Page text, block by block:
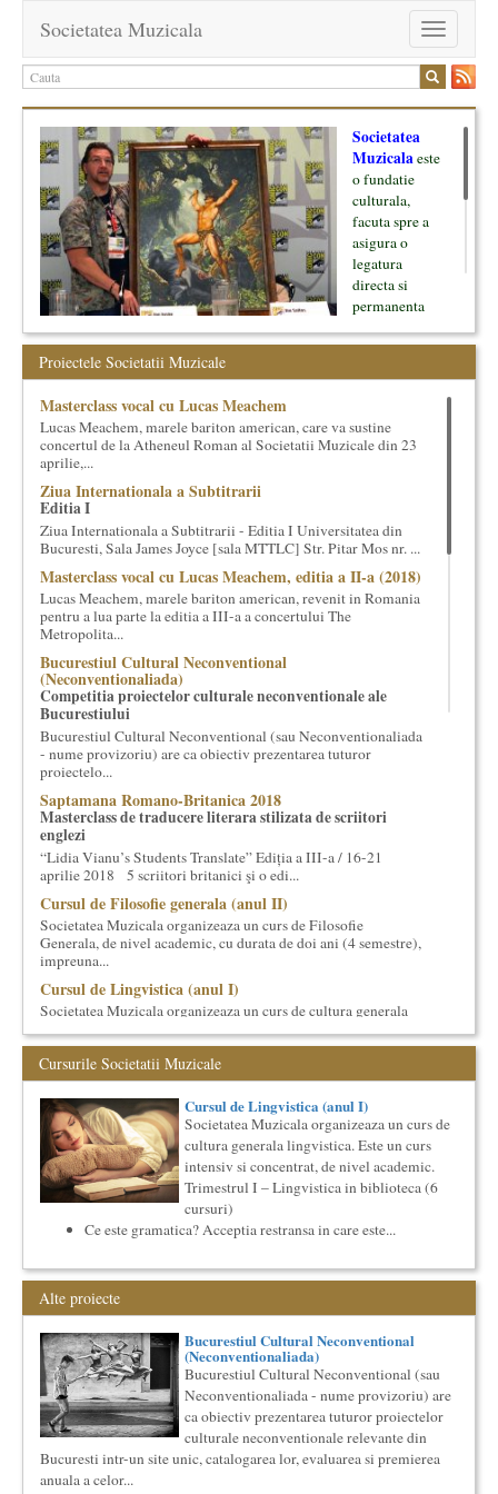
Toggle
navigation
Societatea Muzicala
Societatea
Muzicalaeste
o fundatie
culturala,
facuta spre a
asigura o
legatura
directa si
permanenta
oamenii ei, pe
inceput cu muzica clasica - si de aici numele -, insa acum
dezvoltam proiecte si in alte domenii ale culturii.
Facem management cultural, dezvoltam si administram proiecte
proprii sau preluate, modele si sisteme de finantare, marketing
cultural si consultanta. Organizam concursuri, concerte si
evenimente culturale, private sau publice, tinem cursuri de
cultura generala muzicala, teatrala, filosofica si de alte feluri.
Cuvinte in plus despre proiect, despre cei care il administreaza si
cei care il finantateaza sunt in rubricile de mai jos.
Proiectele Societatii Muzicale
Masterclass vocal cu Lucas Meachem
Lucas Meachem, marele bariton american, care va sustine
concertul de la Atheneul Roman al Societatii Muzicale din 23
aprilie,...
Ziua Internationala a Subtitrarii
Editia I
Ziua Internationala a Subtitrarii - Editia I Universitatea din
Bucuresti, Sala James Joyce [sala MTTLC] Str. Pitar Mos nr. ...
Masterclass vocal cu Lucas Meachem, editia a II-a (2018)
Lucas Meachem, marele bariton american, revenit in Romania
pentru a lua parte la editia a III-a a concertului The
Metropolita...
Bucurestiul Cultural Neconventional
(Neconventionaliada)
Competitia proiectelor culturale neconventionale ale
Bucurestiului
Bucurestiul Cultural Neconventional (sau Neconventionaliada
- nume provizoriu) are ca obiectiv prezentarea tuturor
proiectelo...
Saptamana Romano-Britanica 2018
Masterclass de traducere literara stilizata de scriitori
englezi
“Lidia Vianu’s Students Translate” Ediția a III-a / 16-21
aprilie 2018 5 scriitori britanici şi o edi...
Cursul de Filosofie generala (anul II)
Societatea Muzicala organizeaza un curs de Filosofie
Generala, de nivel academic, cu durata de doi ani (4 semestre),
impreuna...
Cursul de Lingvistica (anul I)
Societatea Muzicala organizeaza un curs de cultura generala
academ...
The Fever
The Fever de Wallace Shawn, one-woman show cu Simona
Maicanescu, in engleza, supratitrat in romana; Spectacolul de
inchidere ...
Imaginary Beyond Reality
Expozitie de arta fotografica
Expozitie de arta fotografica
...
Cursul de Muzica universala (anul II)
Societatea Muzicala organizeaza un curs de cultura generala
muzicala, cu durata de doi ani, in parteneriat cu Universitatea
N...
Cursul de Literatura universala: Marile texte literare ale
umanitatii
Societatea Muzicala organizeaza un curs de literatura
universala: „Marile texte si marile batalii culturale”. Este un
cu...
Cursurile Societatii Muzicale
Cursul de Lingvistica (anul I)
Societatea Muzicala organizeaza un curs de
cultura generala lingvistica. Este un curs
intensiv si concentrat, de nivel academic.
Trimestrul I – Lingvistica in biblioteca (6
cursuri)
Ce este gramatica? Acceptia restransa in care este...
Alte proiecte
Bucurestiul Cultural Neconventional
(Neconventionaliada)
Bucurestiul Cultural Neconventional (sau
Neconventionaliada - nume provizoriu) are
ca obiectiv prezentarea tuturor proiectelor
culturale neconventionale relevante din
Bucuresti intr-un site unic, catalogarea lor, evaluarea si premierea
anuala a celor...